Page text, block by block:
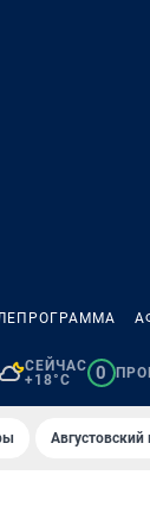
СЕЙЧАС
+18°C
0
Августовский